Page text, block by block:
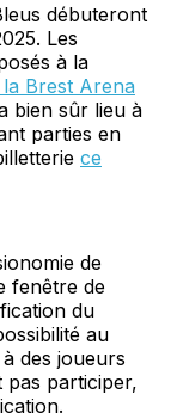
débuteront
Les
à la
Brest Arena
bien sûr lieu à
parties en
ce
de
fenêtre de
du
au
des joueurs
participer,